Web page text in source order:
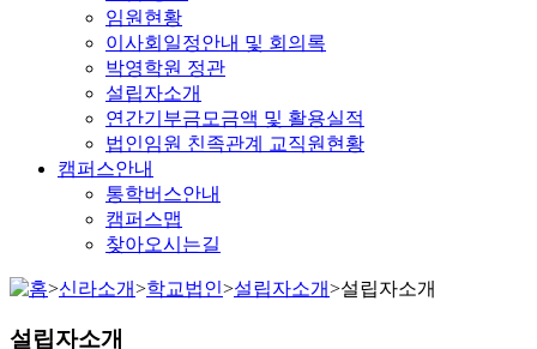
임원현황
이사회일정안내 및 회의록
박영학원 정관
설립자소개
연간기부금모금액 및 활용실적
법인임원 친족관계 교직원현황
캠퍼스안내
통학버스안내
캠퍼스맵
찾아오시는길
>신라소개>학교법인>설립자소개>설립자소개
설립자소개